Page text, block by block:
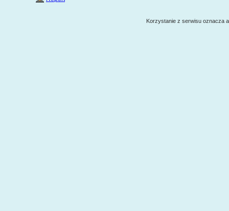
Korzystanie z serwisu oznacza